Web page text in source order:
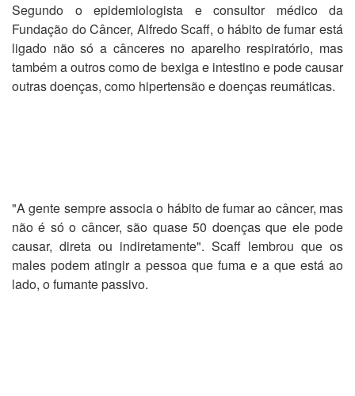
Segundo o epidemiologista e consultor médico da
Fundação do Câncer, Alfredo Scaff, o hábito de fumar está
ligado não só a cânceres no aparelho respiratório, mas
também a outros como de bexiga e intestino e pode causar
outras doenças, como hipertensão e doenças reumáticas.
"A gente sempre associa o hábito de fumar ao câncer, mas
não é só o câncer, são quase 50 doenças que ele pode
causar, direta ou indiretamente". Scaff lembrou que os
males podem atingir a pessoa que fuma e a que está ao
lado, o fumante passivo.